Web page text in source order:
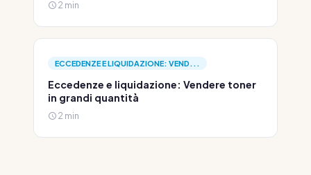
2 min
ECCEDENZE E LIQUIDAZIONE: VEND...
Eccedenze e liquidazione: Vendere toner
in grandi quantità
2 min